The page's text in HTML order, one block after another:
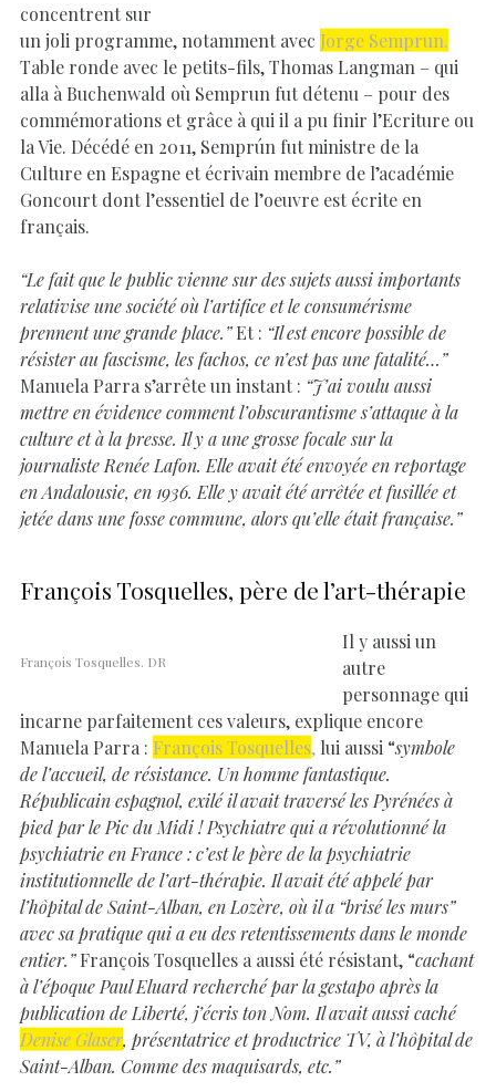
concentrent sur
un joli programme, notamment avec Jorge Semprun.
Table ronde avec le petits-fils, Thomas Langman – qui
alla à Buchenwald où Semprun fut détenu – pour des
commémorations et grâce à qui il a pu finir l’Ecriture ou
la Vie. Décédé en 2011, Semprún fut ministre de la
Culture en Espagne et écrivain membre de l’académie
Goncourt dont l’essentiel de l’oeuvre est écrite en
français.
“Le fait que le public vienne sur des sujets aussi importants
relativise une société où l’artifice et le consumérisme
prennent une grande place.”Et : “Il est encore possible de
résister au fascisme, les fachos, ce n’est pas une fatalité…”
Manuela Parra s’arrête un instant : “J’ai voulu aussi
mettre en évidence comment l’obscurantisme s’attaque à la
culture et à la presse. Il y a une grosse focale sur la
journaliste Renée Lafon. Elle avait été envoyée en reportage
en Andalousie, en 1936. Elle y avait été arrêtée et fusillée et
jetée dans une fosse commune, alors qu’elle était française.”
François Tosquelles, père de l’art-thérapie
François Tosquelles. DR
Il y aussi un
autre
personnage qui
incarne parfaitement ces valeurs, explique encore
Manuela Parra : François Tosquelles, lui aussi “symbole
de l’accueil, de résistance. Un homme fantastique.
Républicain espagnol, exilé il avait traversé les Pyrénées à
pied par le Pic du Midi ! Psychiatre qui a révolutionné la
psychiatrie en France : c’est le père de la psychiatrie
institutionnelle de l’art-thérapie. Il avait été appelé par
l’hôpital de Saint-Alban, en Lozère, où il a “brisé les murs”
avec sa pratique qui a eu des retentissements dans le monde
entier.”François Tosquelles a aussi été résistant, “cachant
à l’époque Paul Eluard recherché par la gestapo après la
publication de Liberté, j’écris ton Nom. Il avait aussi caché
Denise Glaser, présentatrice et productrice TV, à l’hôpital de
Saint-Alban. Comme des maquisards, etc.”